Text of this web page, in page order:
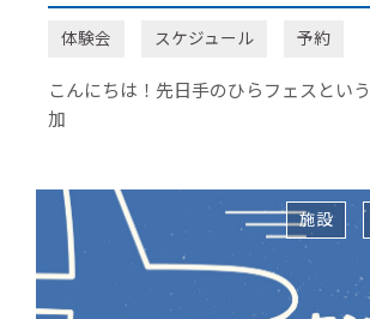
体験会 スケジュール 予約
こんにちは！先日手のひらフェスとい
加
施設